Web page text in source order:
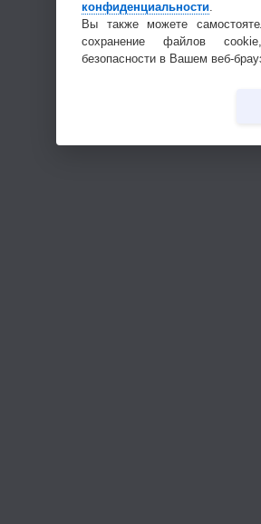
конфиденциальности.
Вы также можете
сохранение файлов
безопасности в Вашем веб-